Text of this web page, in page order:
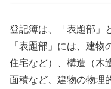
登記簿は、「表題部」
「表題部」には、建
住宅など）、構造（木
面積など、建物の物理